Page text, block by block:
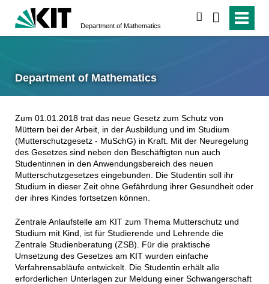
Department of Mathematics
Department of Mathematics
Zum 01.01.2018 trat das neue Gesetz zum Schutz von
Müttern bei der Arbeit, in der Ausbildung und im Studium
(Mutterschutzgesetz - MuSchG) in Kraft. Mit der Neuregelung
des Gesetzes sind neben den Beschäftigten nun auch
Studentinnen in den Anwendungsbereich des neuen
Mutterschutzgesetzes eingebunden. Die Studentin soll ihr
Studium in dieser Zeit ohne Gefährdung ihrer Gesundheit oder
der ihres Kindes fortsetzen können.
Zentrale Anlaufstelle am KIT zum Thema Mutterschutz und
Studium mit Kind, ist für Studierende und Lehrende die
Zentrale Studienberatung (ZSB). Für die praktische
Umsetzung des Gesetzes am KIT wurden einfache
Verfahrensabläufe entwickelt. Die Studentin erhält alle
erforderlichen Unterlagen zur Meldung einer Schwangerschaft